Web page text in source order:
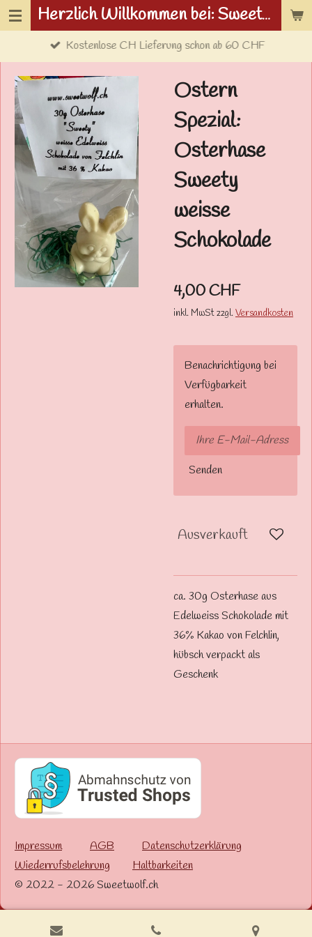
Zum
Herzlich Willkommen bei: Sweetwolf.ch
Kostenlose CH Lieferung schon ab 60 CHF
Ostern
Spezial:
Osterhase
Sweety
weisse
Schokolade
4,00 CHF
inkl. MwSt zzgl.Versandkosten
Benachrichtigung bei
Verfügbarkeit
erhalten.
Senden
Ausverkauft
ca. 30g Osterhase aus
Edelweiss Schokolade mit
36% Kakao von Felchlin,
hübsch verpackt als
Geschenk
Impressum AGB
Datenschutzerklärung
Wiederrufsbelehrung
Haltbarkeiten
© 2022 - 2026 Sweetwolf.ch